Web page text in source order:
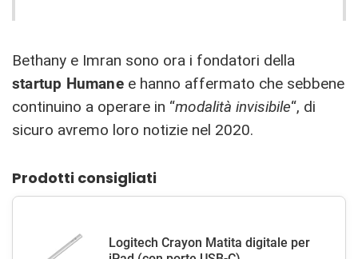
Bethany e Imran sono ora i fondatori della
startup Humanee hanno affermato che sebbene
continuino a operare in “modalità invisibile“, di
sicuro avremo loro notizie nel 2020.
Prodotti consigliati
Logitech Crayon Matita digitale per